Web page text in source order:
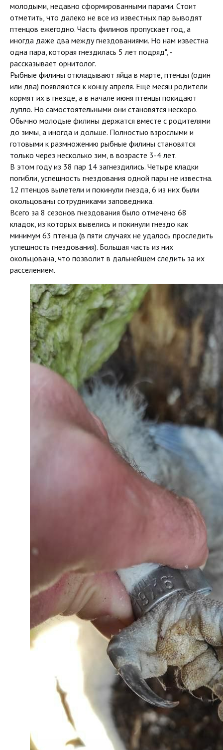
молодыми, недавно сформированными парами. Стоит
отметить, что далеко не все из известных пар выводят
птенцов ежегодно. Часть филинов пропускает год, а
иногда даже два между гнездованиями. Но нам известна
одна пара, которая гнездилась 5 лет подряд", -
рассказывает орнитолог.
Рыбные филины откладывают яйца в марте, птенцы (один
или два) появляются к концу апреля. Ещё месяц родители
кормят их в гнезде, а в начале июня птенцы покидают
дупло. Но самостоятельными они становятся нескоро.
Обычно молодые филины держатся вместе с родителями
до зимы, а иногда и дольше. Полностью взрослыми и
готовыми к размножению рыбные филины становятся
только через несколько зим, в возрасте 3-4 лет.
В этом году из 38 пар 14 загнездились. Четыре кладки
погибли, успешность гнездования одной пары не известна.
12 птенцов вылетели и покинули гнезда, 6 из них были
окольцованы сотрудниками заповедника.
Всего за 8 сезонов гнездования было отмечено 68
кладок, из которых вывелись и покинули гнездо как
минимум 63 птенца (в пяти случаях не удалось проследить
успешность гнездования). Большая часть из них
окольцована, что позволит в дальнейшем следить за их
расселением.